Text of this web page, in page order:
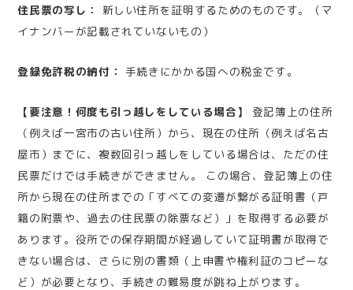
住民票の写し：
新しい住所を証明するためのものです。（マ
イナンバーが記載されていないもの）
登録免許税の納付： 手続きにかかる国への税金です。
【要注意！何度も引っ越しをしている場合】
登記簿上の住所
（例えば一宮市の古い住所）から、現在の住所（例えば名古
屋市）までに、複数回引っ越しをしている場合は、ただの住
民票だけでは手続きができません。 この場合、登記簿上の住
所から現在の住所までの「すべての変遷が繋がる証明書（戸
籍の附票や、過去の住民票の除票など）」を取得する必要が
あります。役所での保存期間が経過していて証明書が取得で
きない場合は、さらに別の書類（上申書や権利証のコピーな
ど）が必要となり、手続きの難易度が跳ね上がります。